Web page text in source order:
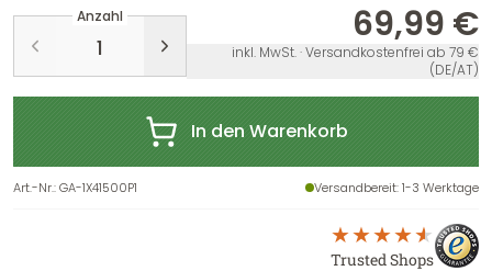
Anzahl 69,99 €
inkl. MwSt. · Versandkostenfrei ab 79 €
(DE/AT)
In den Warenkorb
Art.-Nr.:GA-1X41500P1 Versandbereit: 1-3 Werktage
Trusted Shops